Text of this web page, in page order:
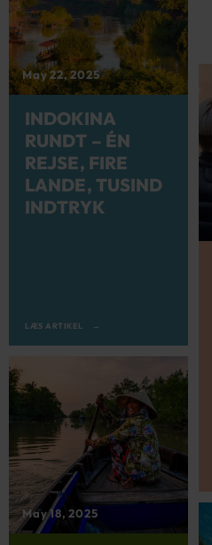
May 22, 2025
INDOKINA
RUNDT – ÉN
REJSE, FIRE
LANDE, TUSIND
INDTRYK
LÆS ARTIKEL
May 18, 2025